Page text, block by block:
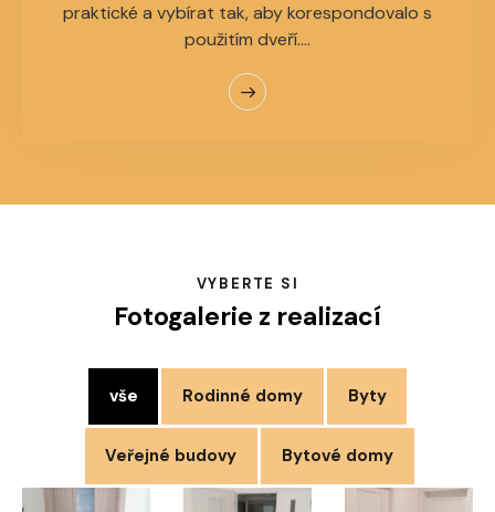
praktické a vybírat tak, aby korespondovalo s
použitím dveří.…
VYBERTE SI
Fotogalerie z realizací
vše Rodinné domy Byty
Veřejné budovy Bytové domy